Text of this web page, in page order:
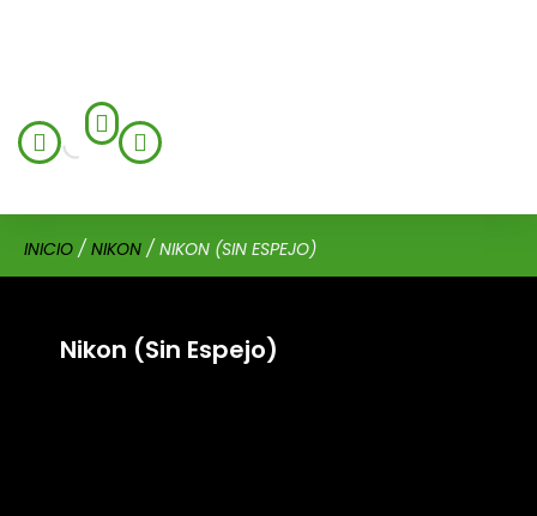
INICIO / NIKON / NIKON (SIN ESPEJO)
Nikon (Sin Espejo)